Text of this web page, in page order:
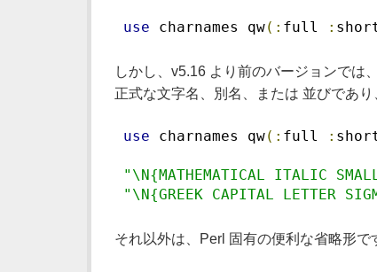
use charnames qw(: full :
しかし、v5.16 より前のバージョンでは
正式な文字名、別名、または 並びであ
use charnames qw(: full :
"\N{MATHEMATICAL ITALIC
"\N{GREEK CAPITAL LETTER
それ以外は、Perl 固有の便利な省略形